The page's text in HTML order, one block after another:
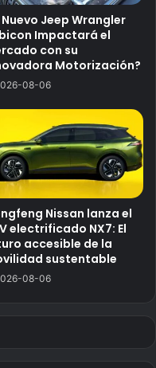
Nuevo Jeep Wrangler
Impactará el
con su
Motorización?
08-06
Nissan lanza el
electrificado NX7: El
accesible de la
sustentable
08-06